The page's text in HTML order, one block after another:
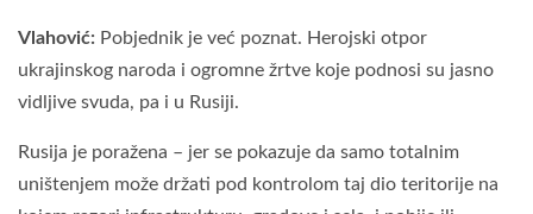
Vlahović: Pobjednik je već poznat. Herojski otpor
ukrajinskog naroda i ogromne žrtve koje podnosi su jasno
vidljive svuda, pa i u Rusiji.
Rusija je poražena – jer se pokazuje da samo totalnim
uništenjem može držati pod kontrolom taj dio teritorije na